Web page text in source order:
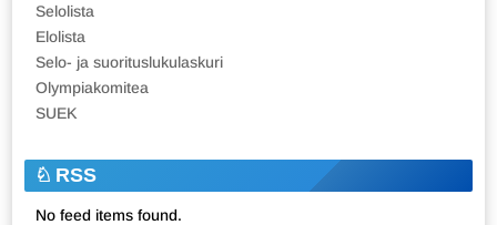
Selolista
Elolista
Selo- ja suorituslukulaskuri
Olympiakomitea
SUEK
RSS
No feed items found.